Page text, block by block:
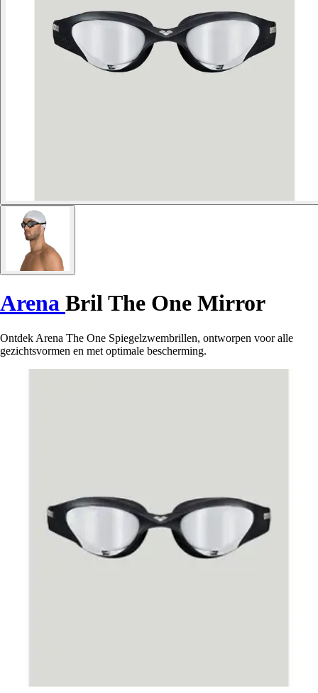
Arena Bril The One Mirror
Ontdek Arena The One Spiegelzwembrillen, ontworpen voor alle
gezichtsvormen en met optimale bescherming.